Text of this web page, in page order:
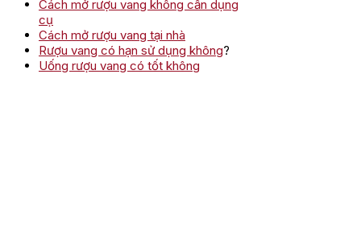
Cách mở rượu vang không cần dụng
cụ
Cách mở rượu vang tại nhà
Rượu vang có hạn sử dụng không?
Uống rượu vang có tốt không